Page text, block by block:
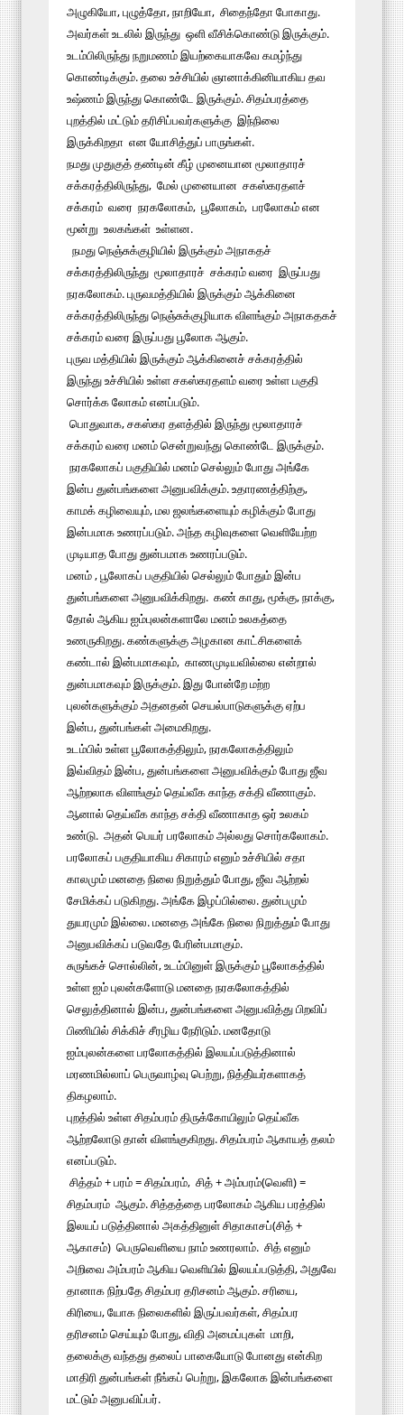
அழுகியோ, புழுத்தோ, நாறியோ, சிதைந்தோ போகாது.
அவர்கள் உடலில் இருந்து ஒளி வீசிக்கொண்டு இருக்கும்.
உடம்பிலிருந்து நறுமணம் இயற்கையாகவே கமழ்ந்து
கொண்டிக்கும். தலை உச்சியில் ஞானாக்கினியாகிய தவ
உஷ்ணம் இருந்து கொண்டே இருக்கும். சிதம்பரத்தை
புறத்தில் மட்டும் தரிசிப்பவர்களுக்கு இந்நிலை
இருக்கிறதா என யோசித்துப் பாருங்கள்.
நமது முதுகுத் தண்டின் கீழ் முனையான மூலாதாரச்
சக்கரத்திலிருந்து, மேல் முனையான சகஸ்கரதளச்
சக்கரம் வரை நரகலோகம், பூலோகம், பரலோகம் என
மூன்று உலகங்கள் உள்ளன.
நமது நெஞ்சுக்குழியில் இருக்கும் அநாகதச்
சக்கரத்திலிருந்து மூலாதாரச் சக்கரம் வரை இருப்பது
நரகலோகம். புருவமத்தியில் இருக்கும் ஆக்கினை
சக்கரத்திலிருந்து நெஞ்சுக்குழியாக விளங்கும் அநாகதகச்
சக்கரம் வரை இருப்பது பூலோக ஆகும்.
புருவ மத்தியில் இருக்கும் ஆக்கினைச் சக்கரத்தில்
இருந்து உச்சியில் உள்ள சகஸ்கரதளம் வரை உள்ள பகுதி
சொர்க்க லோகம் எனப்படும்.
பொதுவாக, சகஸ்கர தளத்தில் இருந்து மூலாதாரச்
சக்கரம் வரை மனம் சென்றுவந்து கொண்டே இருக்கும்.
நரகலோகப் பகுதியில் மனம் செல்லும் போது அங்கே
இன்ப துன்பங்களை அனுபவிக்கும். உதாரணத்திற்கு,
காமக் கழிவையும், மல ஜலங்களையும் கழிக்கும் போது
இன்பமாக உணரப்படும். அந்த கழிவுகளை வெளியேற்ற
முடியாத போது துன்பமாக உணரப்படும்.
மனம் , பூலோகப் பகுதியில் செல்லும் போதும் இன்ப
துன்பங்களை அனுபவிக்கிறது. கண் காது, மூக்கு, நாக்கு,
தோல் ஆகிய ஐம்புலன்களாலே மனம் உலகத்தை
உணருகிறது. கண்களுக்கு அழகான காட்சிகளைக்
கண்டால் இன்பமாகவும், காணமுடியவில்லை என்றால்
துன்பமாகவும் இருக்கும். இது போன்றே மற்ற
புலன்களுக்கும் அதனதன் செயல்பாடுகளுக்கு ஏற்ப
இன்ப, துன்பங்கள் அமைகிறது.
உடம்பில் உள்ள பூலோகத்திலும், நரகலோகத்திலும்
இவ்விதம் இன்ப, துன்பங்களை அனுபவிக்கும் போது ஜீவ
ஆற்றலாக விளங்கும் தெய்வீக காந்த சக்தி வீணாகும்.
ஆனால் தெய்வீக காந்த சக்தி வீணாகாத ஒர் உலகம்
உண்டு. அதன் பெயர் பரலோகம் அல்லது சொர்கலோகம்.
பரலோகப் பகுதியாகிய சிகாரம் எனும் உச்சியில் சதா
காலமும் மனதை நிலை நிறுத்தும் போது, ஜீவ ஆற்றல்
சேமிக்கப் படுகிறது. அங்கே இழப்பில்லை. துன்பமும்
துயரமும் இல்லை. மனதை அங்கே நிலை நிறுத்தும் போது
அனுபவிக்கப் படுவதே பேரின்பமாகும்.
சுருங்கச் சொல்லின், உடம்பினுள் இருக்கும் பூலோகத்தில்
உள்ள ஐம் புலன்களோடு மனதை நரகலோகத்தில்
செலுத்தினால் இன்ப, துன்பங்களை அனுபவித்து பிறவிப்
பிணியில் சிக்கிச் சீரழிய நேரிடும். மனதோடு
ஐம்புலன்களை பரலோகத்தில் இலயப்படுத்தினால்
மரணமில்லாப் பெருவாழ்வு பெற்று, நித்தி்யர்களாகத்
திகழலாம்.
புறத்தில் உள்ள சிதம்பரம் திருக்கோயிலும் தெய்வீக
ஆற்றலோடு தான் விளங்குகிறது. சிதம்பரம் ஆகாயத் தலம்
எனப்படும்.
சித்தம் + பரம் = சிதம்பரம், சித் + அம்பரம்(வெளி) =
சிதம்பரம் ஆகும். சித்தத்தை பரலோகம் ஆகிய பரத்தில்
இலயப் படுத்தினால் அகத்தினுள் சிதாகாசப்(சித் +
ஆகாசம்) பெருவெளியை நாம் உணரலாம். சித் எனும்
அறிவை அம்பரம் ஆகிய வெளியில் இலயப்படுத்தி, அதுவே
தானாக நிற்பதே சிதம்பர தரிசனம் ஆகும். சரியை,
கிரியை, யோக நிலைகளில் இருப்பவர்கள், சிதம்பர
தரிசனம் செய்யும் போது, விதி அமைப்புகள் மாறி,
தலைக்கு வந்தது தலைப் பாகையோடு போனது என்கிற
மாதிரி துன்பங்கள் நீங்கப் பெற்று, இகலோக இன்பங்களை
மட்டும் அனுபவிப்பர்.